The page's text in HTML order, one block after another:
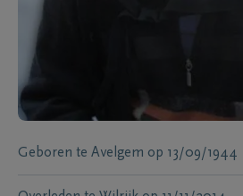
Geboren te Avelgem op 13/09/1944